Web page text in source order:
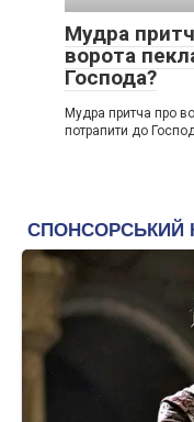
Мудра
ворота
Господа?
Мудра притча про
потрапити до